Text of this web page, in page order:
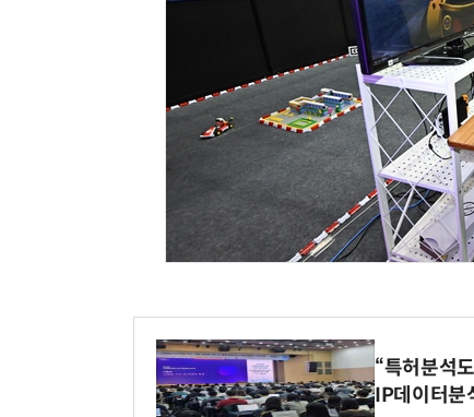
“특허분석
IP데이터분